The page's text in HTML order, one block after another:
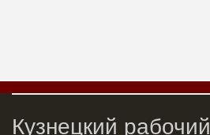
Кузнецкий рабочий